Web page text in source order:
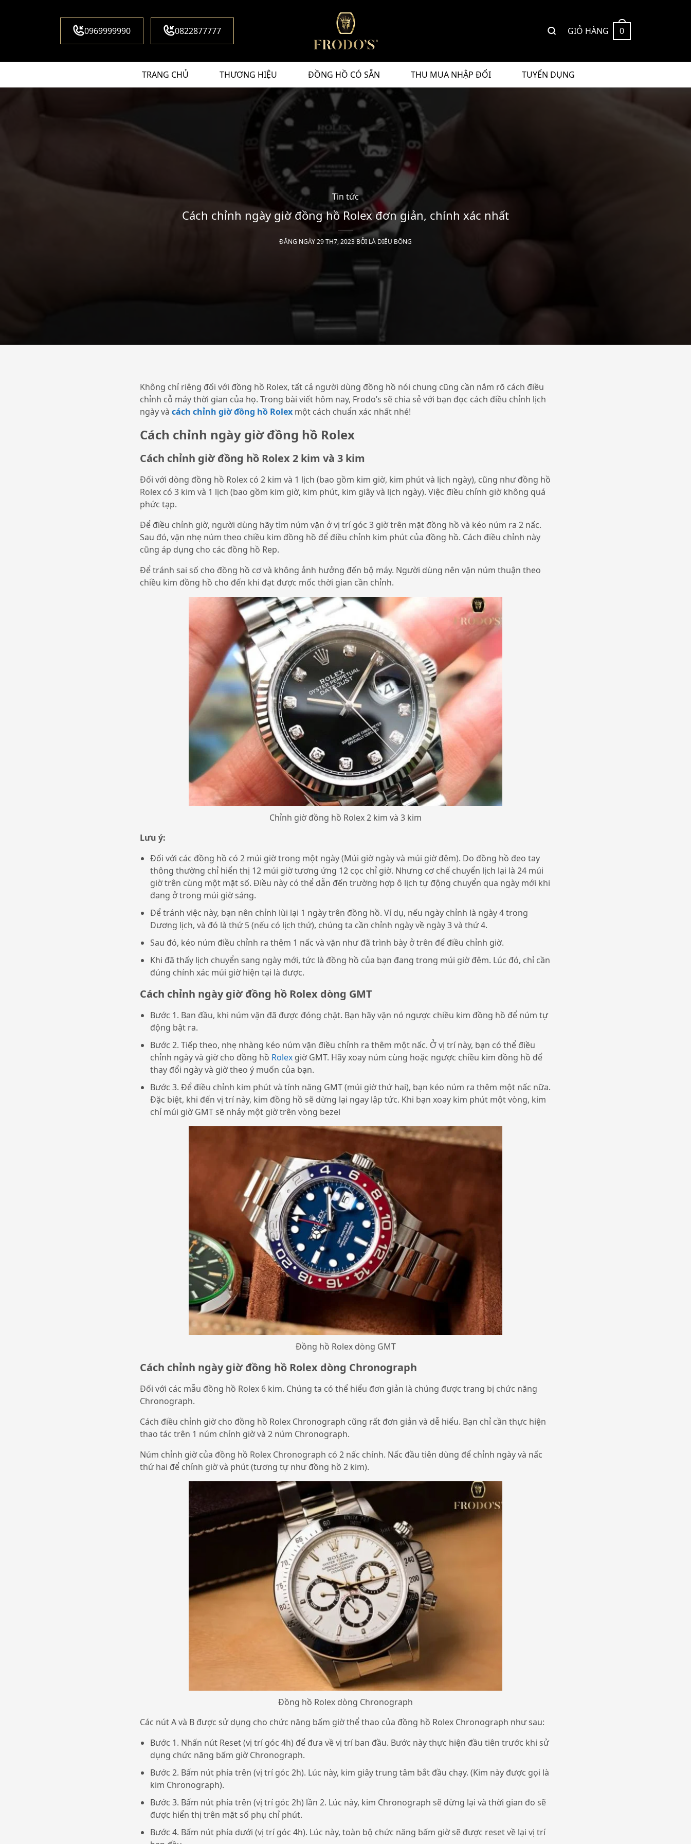
0969999990 0822877777 GIỎ HÀNG 0
TRANG CHỦ THƯƠNG HIỆU ĐỒNG HỒ CÓ SẴN THU MUA NHẬP ĐỔI TUYỂN DỤNG
Tin tức
Cách chỉnh ngày giờ đồng hồ Rolex đơn giản, chính xác nhất
ĐĂNG NGÀY 29 TH7, 2023 BỞI LÁ DIÊU BÔNG
Không chỉ riêng đối với đồng hồ Rolex, tất cả người dùng đồng hồ nói chung cũng cần nắm rõ cách điều
chỉnh cỗ máy thời gian của họ. Trong bài viết hôm nay, Frodo’s sẽ chia sẻ với bạn đọc cách điều chỉnh lịch
ngày và cách chỉnh giờ đồng hồ Rolex một cách chuẩn xác nhất nhé!
Cách chỉnh ngày giờ đồng hồ Rolex
Cách chỉnh giờ đồng hồ Rolex 2 kim và 3 kim
Đối với dòng đồng hồ Rolex có 2 kim và 1 lịch (bao gồm kim giờ, kim phút và lịch ngày), cũng như đồng hồ
Rolex có 3 kim và 1 lịch (bao gồm kim giờ, kim phút, kim giây và lịch ngày). Việc điều chỉnh giờ không quá
phức tạp.
Để điều chỉnh giờ, người dùng hãy tìm núm vặn ở vị trí góc 3 giờ trên mặt đồng hồ và kéo núm ra 2 nấc.
Sau đó, vặn nhẹ núm theo chiều kim đồng hồ để điều chỉnh kim phút của đồng hồ. Cách điều chỉnh này
cũng áp dụng cho các đồng hồ Rep.
Để tránh sai số cho đồng hồ cơ và không ảnh hưởng đến bộ máy. Người dùng nên vặn núm thuận theo
chiều kim đồng hồ cho đến khi đạt được mốc thời gian cần chỉnh.
Chỉnh giờ đồng hồ Rolex 2 kim và 3 kim
Lưu ý:
Đối với các đồng hồ có 2 múi giờ trong một ngày (Múi giờ ngày và múi giờ đêm). Do đồng hồ đeo tay
thông thường chỉ hiển thị 12 múi giờ tương ứng 12 cọc chỉ giờ. Nhưng cơ chế chuyển lịch lại là 24 múi
giờ trên cùng một mặt số. Điều này có thể dẫn đến trường hợp ô lịch tự động chuyển qua ngày mới khi
đang ở trong múi giờ sáng.
Để tránh việc này, bạn nên chỉnh lùi lại 1 ngày trên đồng hồ. Ví dụ, nếu ngày chỉnh là ngày 4 trong
Dương lịch, và đó là thứ 5 (nếu có lịch thứ), chúng ta cần chỉnh ngày về ngày 3 và thứ 4.
Sau đó, kéo núm điều chỉnh ra thêm 1 nấc và vặn như đã trình bày ở trên để điều chỉnh giờ.
Khi đã thấy lịch chuyển sang ngày mới, tức là đồng hồ của bạn đang trong múi giờ đêm. Lúc đó, chỉ cần
đúng chính xác múi giờ hiện tại là được.
Cách chỉnh ngày giờ đồng hồ Rolex dòng GMT
Bước 1. Ban đầu, khi núm vặn đã được đóng chặt. Bạn hãy vặn nó ngược chiều kim đồng hồ để núm tự
động bật ra.
Bước 2. Tiếp theo, nhẹ nhàng kéo núm vặn điều chỉnh ra thêm một nấc. Ở vị trí này, bạn có thể điều
chỉnh ngày và giờ cho đồng hồ Rolex giờ GMT. Hãy xoay núm cùng hoặc ngược chiều kim đồng hồ để
thay đổi ngày và giờ theo ý muốn của bạn.
Bước 3. Để điều chỉnh kim phút và tính năng GMT (múi giờ thứ hai), bạn kéo núm ra thêm một nấc nữa.
Đặc biệt, khi đến vị trí này, kim đồng hồ sẽ dừng lại ngay lập tức. Khi bạn xoay kim phút một vòng, kim
chỉ múi giờ GMT sẽ nhảy một giờ trên vòng bezel
Đồng hồ Rolex dòng GMT
Cách chỉnh ngày giờ đồng hồ Rolex dòng Chronograph
Đối với các mẫu đồng hồ Rolex 6 kim. Chúng ta có thể hiểu đơn giản là chúng được trang bị chức năng
Chronograph.
Cách điều chỉnh giờ cho đồng hồ Rolex Chronograph cũng rất đơn giản và dễ hiểu. Bạn chỉ cần thực hiện
thao tác trên 1 núm chỉnh giờ và 2 núm Chronograph.
Núm chỉnh giờ của đồng hồ Rolex Chronograph có 2 nấc chính. Nấc đầu tiên dùng để chỉnh ngày và nấc
thứ hai để chỉnh giờ và phút (tương tự như đồng hồ 2 kim).
Đồng hồ Rolex dòng Chronograph
Các nút A và B được sử dụng cho chức năng bấm giờ thể thao của đồng hồ Rolex Chronograph như sau:
Bước 1. Nhấn nút Reset (vị trí góc 4h) để đưa về vị trí ban đầu. Bước này thực hiện đầu tiên trước khi sử
dụng chức năng bấm giờ Chronograph.
Bước 2. Bấm nút phía trên (vị trí góc 2h). Lúc này, kim giây trung tâm bắt đầu chạy. (Kim này được gọi là
kim Chronograph).
Bước 3. Bấm nút phía trên (vị trí góc 2h) lần 2. Lúc này, kim Chronograph sẽ dừng lại và thời gian đo sẽ
được hiển thị trên mặt số phụ chỉ phút.
Bước 4. Bấm nút phía dưới (vị trí góc 4h). Lúc này, toàn bộ chức năng bấm giờ sẽ được reset về lại vị trí